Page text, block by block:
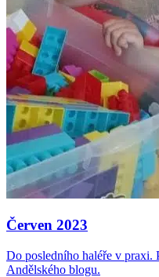
Červen 2023
Do posledního haléře v
Andělského blogu.